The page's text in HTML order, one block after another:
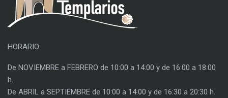
HORARIO
De NOVIEMBRE a FEBRERO de 10:00 a 14:00 y de 16:00 a 18:00
h.
De ABRIL a SEPTIEMBRE de 10:00 a 14:00 y de 16:30 a 20:30 h.